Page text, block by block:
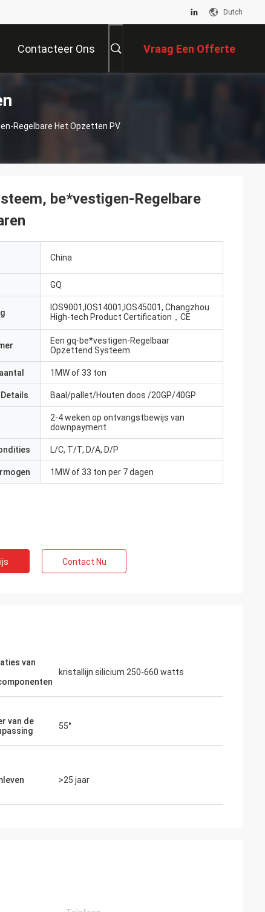
Dutch
Contacteer Ons Vraag Een Offerte
Regelbare Het Opzetten PV
be*vestigen-Regelbare
China
GQ
IOS9001,IOS14001,IOS45001, Changzhou
High-tech Product Certification，CE
Een gq-be*vestigen-Regelbaar
Opzettend Systeem
1MW of 33 ton
Baal/pallet/Houten doos /20GP/40GP
2-4 weken op ontvangstbewijs van
downpayment
L/C, T/T, D/A, D/P
1MW of 33 ton per 7 dagen
Contact Nu
van
kristallijn silicium 250-660 watts
van de
55°
>25 jaar